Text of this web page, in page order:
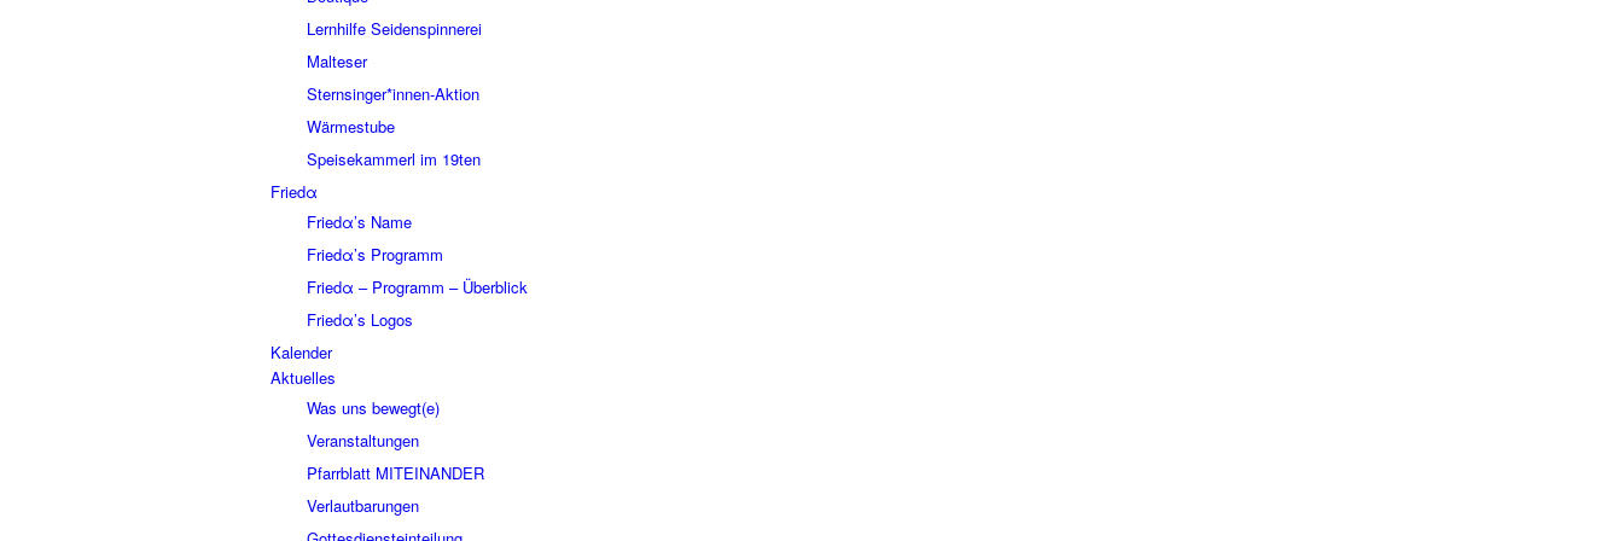
Lernhilfe Seidenspinnerei
Malteser
Sternsinger*innen-Aktion
Wärmestube
Speisekammerl im 19ten
Friedα
Friedα’s Name
Friedα’s Programm
Friedα – Programm – Überblick
Friedα’s Logos
Kalender
Aktuelles
Was uns bewegt(e)
Veranstaltungen
Pfarrblatt MITEINANDER
Verlautbarungen